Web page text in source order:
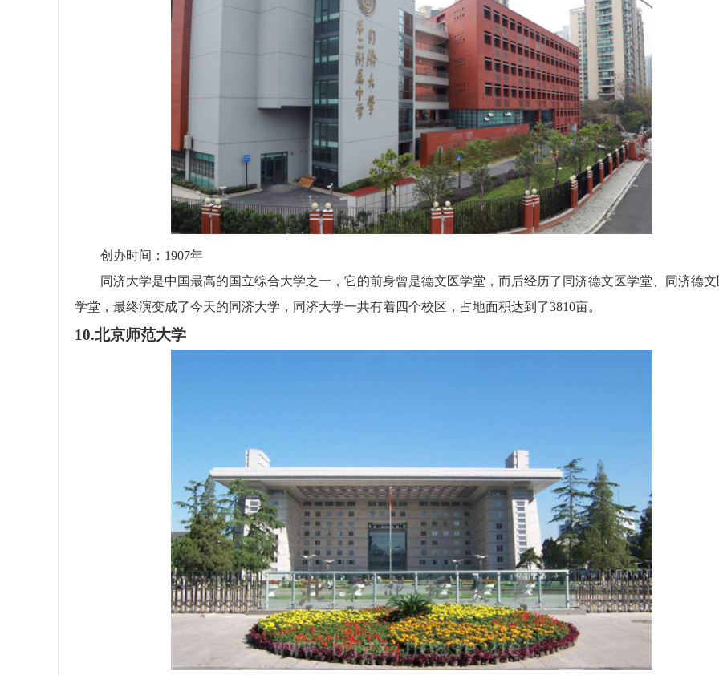
创办时间：1907年
同济大学是中国最高的国立综合大学之一，它的前身曾是德文医学堂，而后经历了同济德文医学堂、同济德文
学堂，最终演变成了今天的同济大学，同济大学一共有着四个校区，占地面积达到了3810亩。
10.北京师范大学